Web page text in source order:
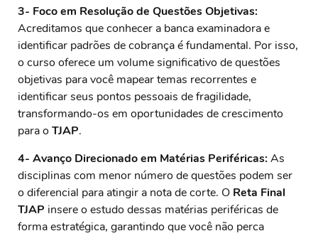
3- Foco em Resolução de Questões Objetivas:
Acreditamos que conhecer a banca examinadora e
identificar padrões de cobrança é fundamental. Por isso,
o curso oferece um volume significativo de questões
objetivas para você mapear temas recorrentes e
identificar seus pontos pessoais de fragilidade,
transformando-os em oportunidades de crescimento
para o TJAP.
4- Avanço Direcionado em Matérias Periféricas: As
disciplinas com menor número de questões podem ser
o diferencial para atingir a nota de corte. O Reta Final
TJAP insere o estudo dessas matérias periféricas de
forma estratégica, garantindo que você não perca